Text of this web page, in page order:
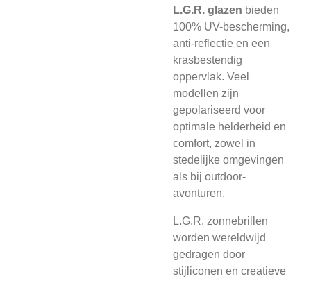
L.G.R. glazen bieden
100% UV-bescherming,
anti-reflectie en een
krasbestendig
oppervlak. Veel
modellen zijn
gepolariseerd voor
optimale helderheid en
comfort, zowel in
stedelijke omgevingen
als bij outdoor-
avonturen.
L.G.R. zonnebrillen
worden wereldwijd
gedragen door
stijliconen en creatieve